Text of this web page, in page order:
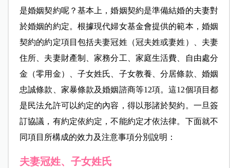
是婚姻契約呢？基本上，婚姻契約是準備結婚的夫妻對
於婚姻的約定。根據現代婦女基金會提供的範本，婚姻
契約的約定項目包括夫妻冠姓（冠夫姓或妻姓）、夫妻
住所、夫妻財產制、家務分工、家庭生活費、自由處分
金（零用金）、子女姓氏、子女教養、分居條款、婚姻
忠誠條款、家暴條款及婚姻諮商等12項。這12個項目都
是民法允許可以約定的內容，得以形諸於契約。一旦簽
訂協議，有約定依約定，不能約定才依法律。下面就不
同項目所構成的效力及注意事項分別說明：
夫妻冠姓、子女姓氏